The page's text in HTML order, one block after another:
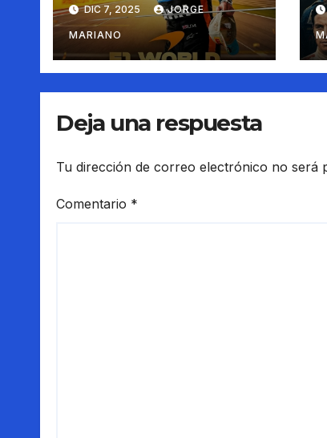
DIC 7, 2025 JORGE
MARIANO
Deja una respuesta
Tu dirección de correo electrónico no será
Comentario *